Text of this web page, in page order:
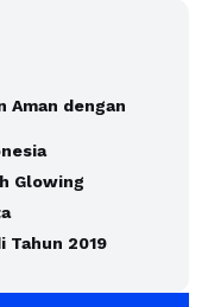
Aman dengan
Glowing
Tahun 2019